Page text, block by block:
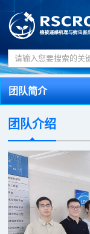
团队简介
团队介绍